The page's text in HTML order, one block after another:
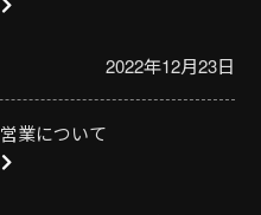
2022年12月23日
業について